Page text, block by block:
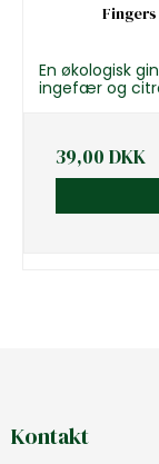
En økologisk
ingefær og
39,00 DKK
Kontakt